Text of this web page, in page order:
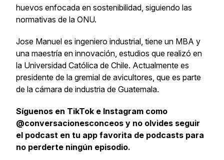
huevos enfocada en sostenibilidad, siguiendo las
normativas de la ONU.
Jose Manuel es ingeniero industrial, tiene un MBA y
una maestría en innovación, estudios que realizó en
la Universidad Católica de Chile. Actualmente es
presidente de la gremial de avicultores, que es parte
de la cámara de industria de Guatemala.
Síguenos en TikTok e Instagram como
@conversacionesconceos y no olvides seguir
el podcast en tu app favorita de podcasts para
no perderte ningún episodio.